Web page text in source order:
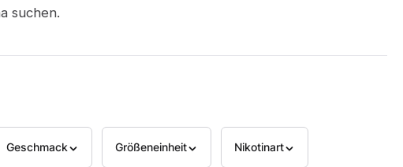
suchen.
Geschmack Größeneinheit Nikotinart